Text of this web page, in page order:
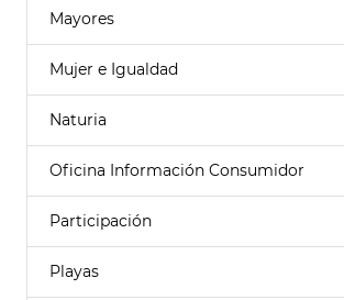
Mayores
Mujer e Igualdad
Naturia
Oficina Información Consumidor
Participación
Playas